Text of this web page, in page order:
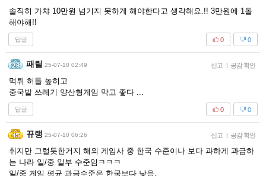
솔직히 가챠 10만원 넘기지 못하게 해야한다고 생각해요.!! 3만원에 1돌
해야해!!
답글 0
0
패릴 25-07-10 02:49 신고 | 공감 확인
먹튀 허들 높히고
중국발 쓰레기 양산형게임 막고 좋다 ...
답글 0
0
뀨랭 25-07-10 06:26 신고 | 공감 확인
취지만 그럴듯한거지 해외 게임사 중 한국 수준이나 보다 과하게 과금하
는 나라 일/중 일부 수준임ㅋㅋㅋ
일/중 게임 평균 과금수준은 한국보다 낮음.